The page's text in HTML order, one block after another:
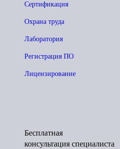
Сертификация
Охрана труда
Лаборатория
Регистрация ПО
Лицензирование
Бесплатная
консультация специалиста